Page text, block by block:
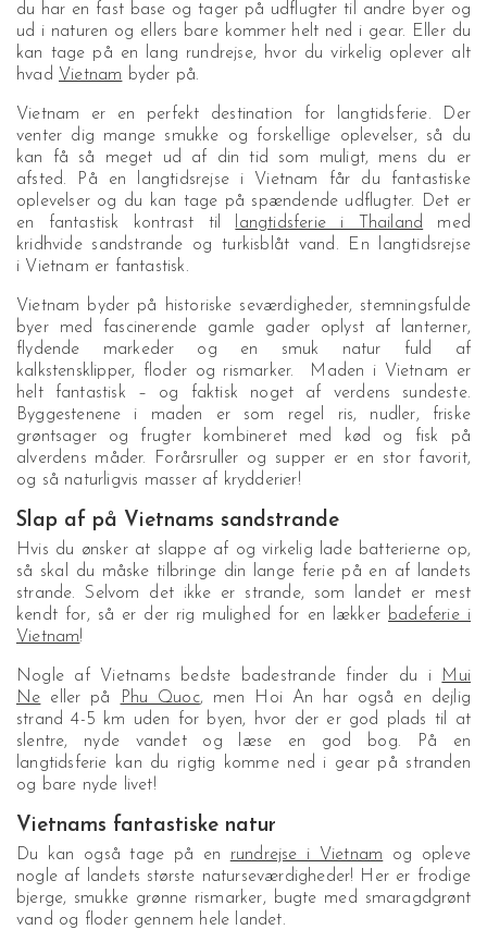
du har en fast base og tager på udflugter til andre byer og
ud i naturen og ellers bare kommer helt ned i gear. Eller du
kan tage på en lang rundrejse, hvor du virkelig oplever alt
hvad Vietnam byder på.
Vietnam er en perfekt destination for langtidsferie. Der
venter dig mange smukke og forskellige oplevelser, så du
kan få så meget ud af din tid som muligt, mens du er
afsted. På en langtidsrejse i Vietnam får du fantastiske
oplevelser og du kan tage på spændende udflugter. Det er
en fantastisk kontrast til
langtidsferie i Thailand
med
kridhvide sandstrande og turkisblåt vand. En langtidsrejse
i Vietnam er fantastisk.
Vietnam byder på historiske seværdigheder, stemningsfulde
byer med fascinerende gamle gader oplyst af lanterner,
flydende markeder og en smuk natur fuld af
kalkstensklipper, floder og rismarker. Maden i Vietnam er
helt fantastisk – og faktisk noget af verdens sundeste.
Byggestenene i maden er som regel ris, nudler, friske
grøntsager og frugter kombineret med kød og fisk på
alverdens måder. Forårsruller og supper er en stor favorit,
og så naturligvis masser af krydderier!
Slap af på Vietnams sandstrande
Hvis du ønsker at slappe af og virkelig lade batterierne op,
så skal du måske tilbringe din lange ferie på en af landets
strande. Selvom det ikke er strande, som landet er mest
kendt for, så er der rig mulighed for en lækker badeferie i
Vietnam!
Nogle af Vietnams bedste badestrande finder du i
Mui
Ne eller på Phu Quoc, men Hoi An har også en dejlig
strand 4-5 km uden for byen, hvor der er god plads til at
slentre, nyde vandet og læse en god bog. På en
langtidsferie kan du rigtig komme ned i gear på stranden
og bare nyde livet!
Vietnams fantastiske natur
Du kan også tage på en rundrejse i Vietnam og opleve
nogle af landets største naturseværdigheder! Her er frodige
bjerge, smukke grønne rismarker, bugte med smaragdgrønt
vand og floder gennem hele landet.